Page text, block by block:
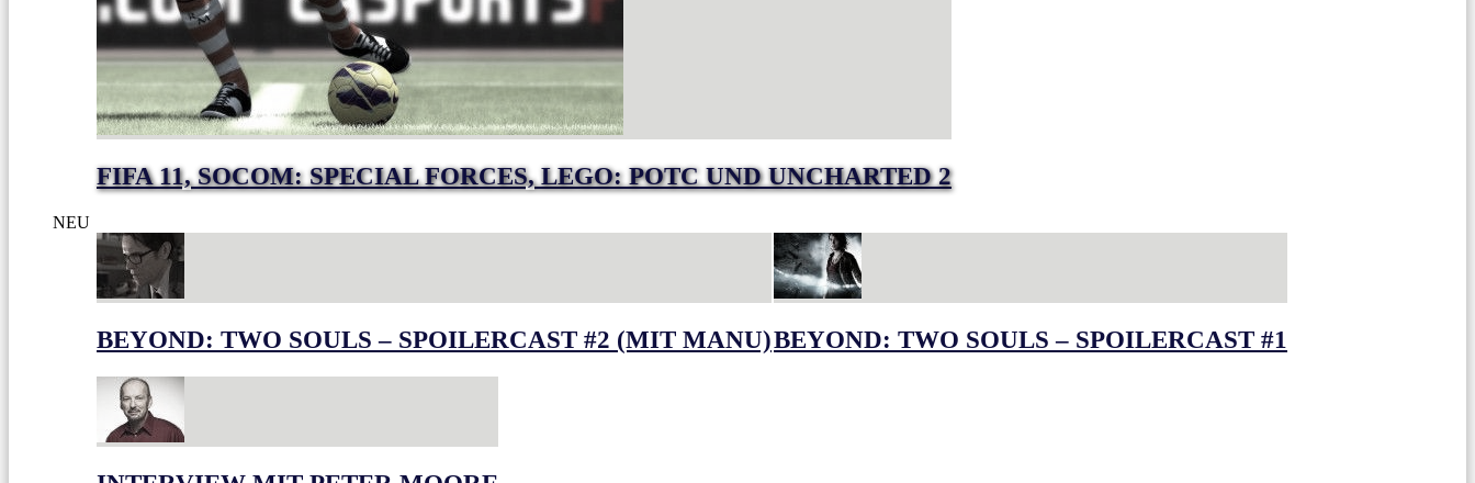
FIFA 11, SOCOM: SPECIAL FORCES, LEGO: POTC UND UNCHARTED 2
NEU
BEYOND: TWO SOULS – SPOILERCAST #2 (MIT MANU)BEYOND: TWO SOULS – SPOILERCAST #1